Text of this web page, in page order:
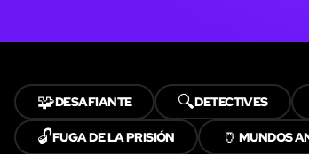
🧩DESAFIANTE 🔍DETECTIVES
🔓FUGA DE LA PRISIÓN 🏺 MUNDOS